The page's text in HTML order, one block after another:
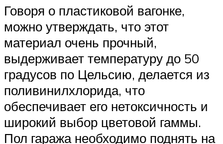
Говоря о пластиковой вагонке,
можно утверждать, что этот
материал очень прочный,
выдерживает температуру до 50
градусов по Цельсию, делается из
поливинилхлорида, что
обеспечивает его нетоксичность и
широкий выбор цветовой гаммы.
Пол гаража необходимо поднять на